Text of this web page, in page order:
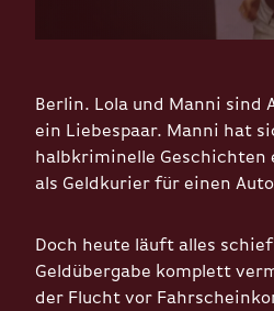
Berlin. Lola und Manni sind
ein Liebespaar. Manni hat
halbkriminelle Geschichten
als Geldkurier für einen
Doch heute läuft alles
Geldübergabe komplett
der Flucht vor